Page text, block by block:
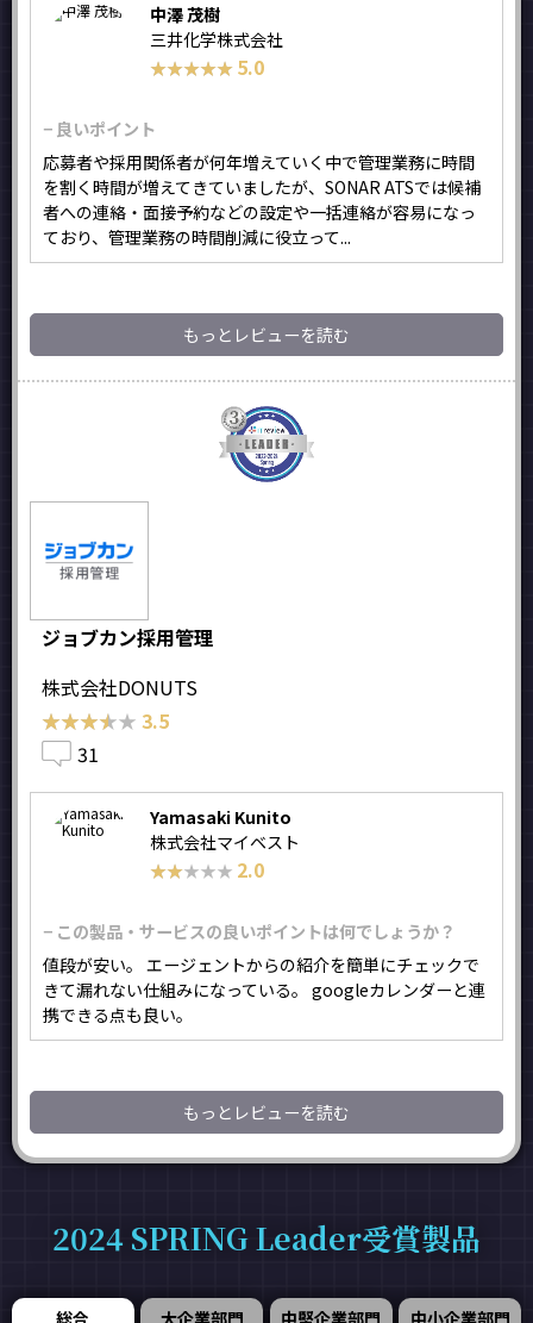
中澤 茂樹
三井化学株式会社
★★★★★
★★★★★ 5.0
− 良いポイント
応募者や採用関係者が何年増えていく中で管理業務に時間
を割く時間が増えてきていましたが、SONAR ATSでは候補
者への連絡・面接予約などの設定や一括連絡が容易になっ
ており、管理業務の時間削減に役立って...
もっとレビューを読む
ジョブカン採用管理
株式会社DONUTS
★★★★★
★★★★★ 3.5
31
Yamasaki Kunito
株式会社マイベスト
★★★★★
★★★★★ 2.0
− この製品・サービスの良いポイントは何でしょうか？
値段が安い。 エージェントからの紹介を簡単にチェックで
きて漏れない仕組みになっている。 googleカレンダーと連
携できる点も良い。
もっとレビューを読む
2024 SPRING Leader受賞製品
総合 大企業部門 中堅企業部門 中小企業部門